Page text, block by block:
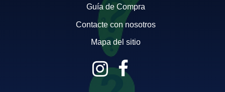
Guía de Compra
Contacte con nosotros
Mapa del sitio